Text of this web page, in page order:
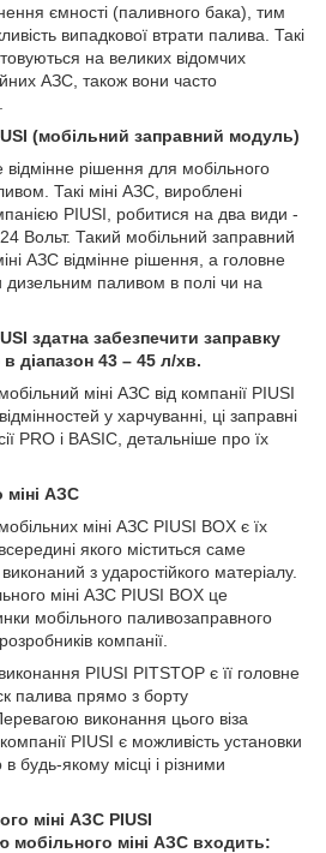
ємності (паливного бака), тим
випадкової втрати палива. Такі
на великих відомчих
АЗС, також вони часто
(мобільний заправний модуль)
рішення для мобільного
Такі міні АЗС, вироблені
PIUSI, робитися на два види -
Вольт. Такий мобільний заправний
АЗС відмінне рішення, а головне
дизельним паливом в полі чи на
здатна забезпечити заправку
діапазон 43 – 45 л/хв.
міні АЗС від компанії PIUSI
у харчуванні, ці заправні
PRO і BASIC, детальніше про їх
міні АЗС
міні АЗС PIUSI BOX є їх
якого міститься саме
з ударостійкого матеріалу.
міні АЗС PIUSI BOX це
мобільного паливозаправного
компанії.
PIUSI PITSTOP є її головне
палива прямо з борту
виконання цього віза
PIUSI є можливість установки
будь-якому місці і різними
міні АЗС PIUSI
мобільного міні АЗС входить: